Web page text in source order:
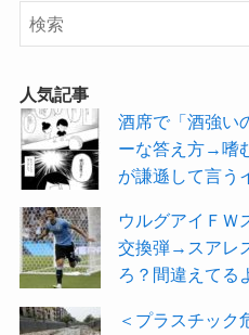
人気記事
酒席で「酒強い
ーな答え方→嗜
が謙遜して言う
ウルグアイＦＷ
交換弾→スアレ
ろ？間違えてる
＜プラスチック